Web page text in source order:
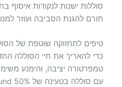
סוללות ישנות לנקודות איסוף
תורם להגנת הסביבה ועוזר
טיפים לתחזוקה שוטפת של
כדי להאריך את חיי הסוללה
טמפרטורה יציבה, והימנע
עם סוללה בטעינה של around 50%. ביצועים טובים יסייעו לך ליהנות ממחשב אמין לאורך שנים.